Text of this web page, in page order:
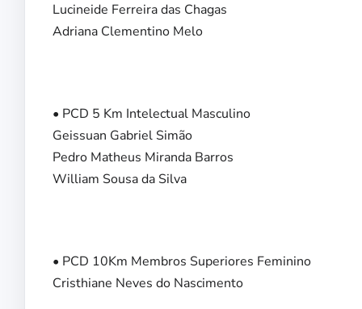
Lucineide Ferreira das Chagas
Adriana Clementino Melo
• PCD 5 Km Intelectual Masculino
Geissuan Gabriel Simão
Pedro Matheus Miranda Barros
William Sousa da Silva
• PCD 10Km Membros Superiores Feminino
Cristhiane Neves do Nascimento